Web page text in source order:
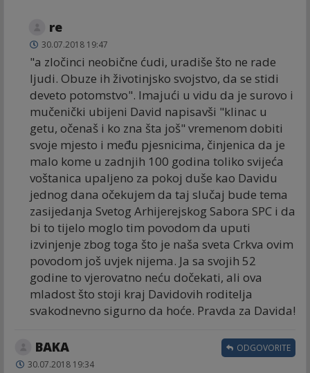
re
30.07.2018 19:47
"a zločinci neobične ćudi, uradiše što ne rade
ljudi. Obuze ih životinjsko svojstvo, da se stidi
deveto potomstvo". Imajući u vidu da je surovo i
mučenički ubijeni David napisavši "klinac u
getu, očenaš i ko zna šta još" vremenom dobiti
svoje mjesto i među pjesnicima, činjenica da je
malo kome u zadnjih 100 godina toliko svijeća
voštanica upaljeno za pokoj duše kao Davidu
jednog dana očekujem da taj slučaj bude tema
zasijedanja Svetog Arhijerejskog Sabora SPC i da
bi to tijelo moglo tim povodom da uputi
izvinjenje zbog toga što je naša sveta Crkva ovim
povodom još uvjek nijema. Ja sa svojih 52
godine to vjerovatno neću dočekati, ali ova
mladost što stoji kraj Davidovih roditelja
svakodnevno sigurno da hoće. Pravda za Davida!
BAKA
30.07.2018 19:34
ODGOVORITE